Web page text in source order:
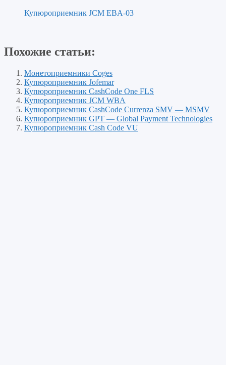
Купюроприемник JCM EBA-03
Похожие статьи:
Монетоприемники Coges
Купюроприемник Jofemar
Купюроприемник CashCode One FLS
Купюроприемник JCM WBA
Купюроприемник CashCode Currenza SMV — MSMV
Купюроприемник GPT — Global Payment Technologies
Купюроприемник Cash Code VU